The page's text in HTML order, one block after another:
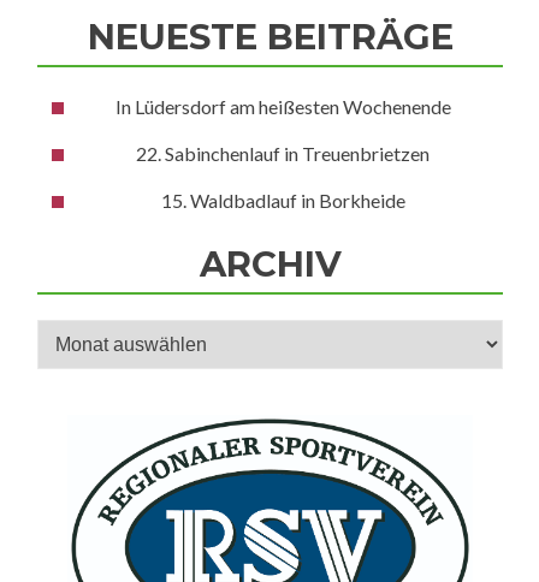
NEUESTE BEITRÄGE
In Lüdersdorf am heißesten Wochenende
22. Sabinchenlauf in Treuenbrietzen
15. Waldbadlauf in Borkheide
ARCHIV
Archiv